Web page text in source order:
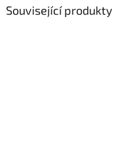
Související produkty